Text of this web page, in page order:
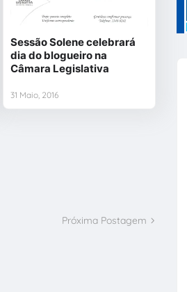
Sessão Solene celebrará
dia do blogueiro na
Câmara Legislativa
31 Maio, 2016
Próxima Postagem